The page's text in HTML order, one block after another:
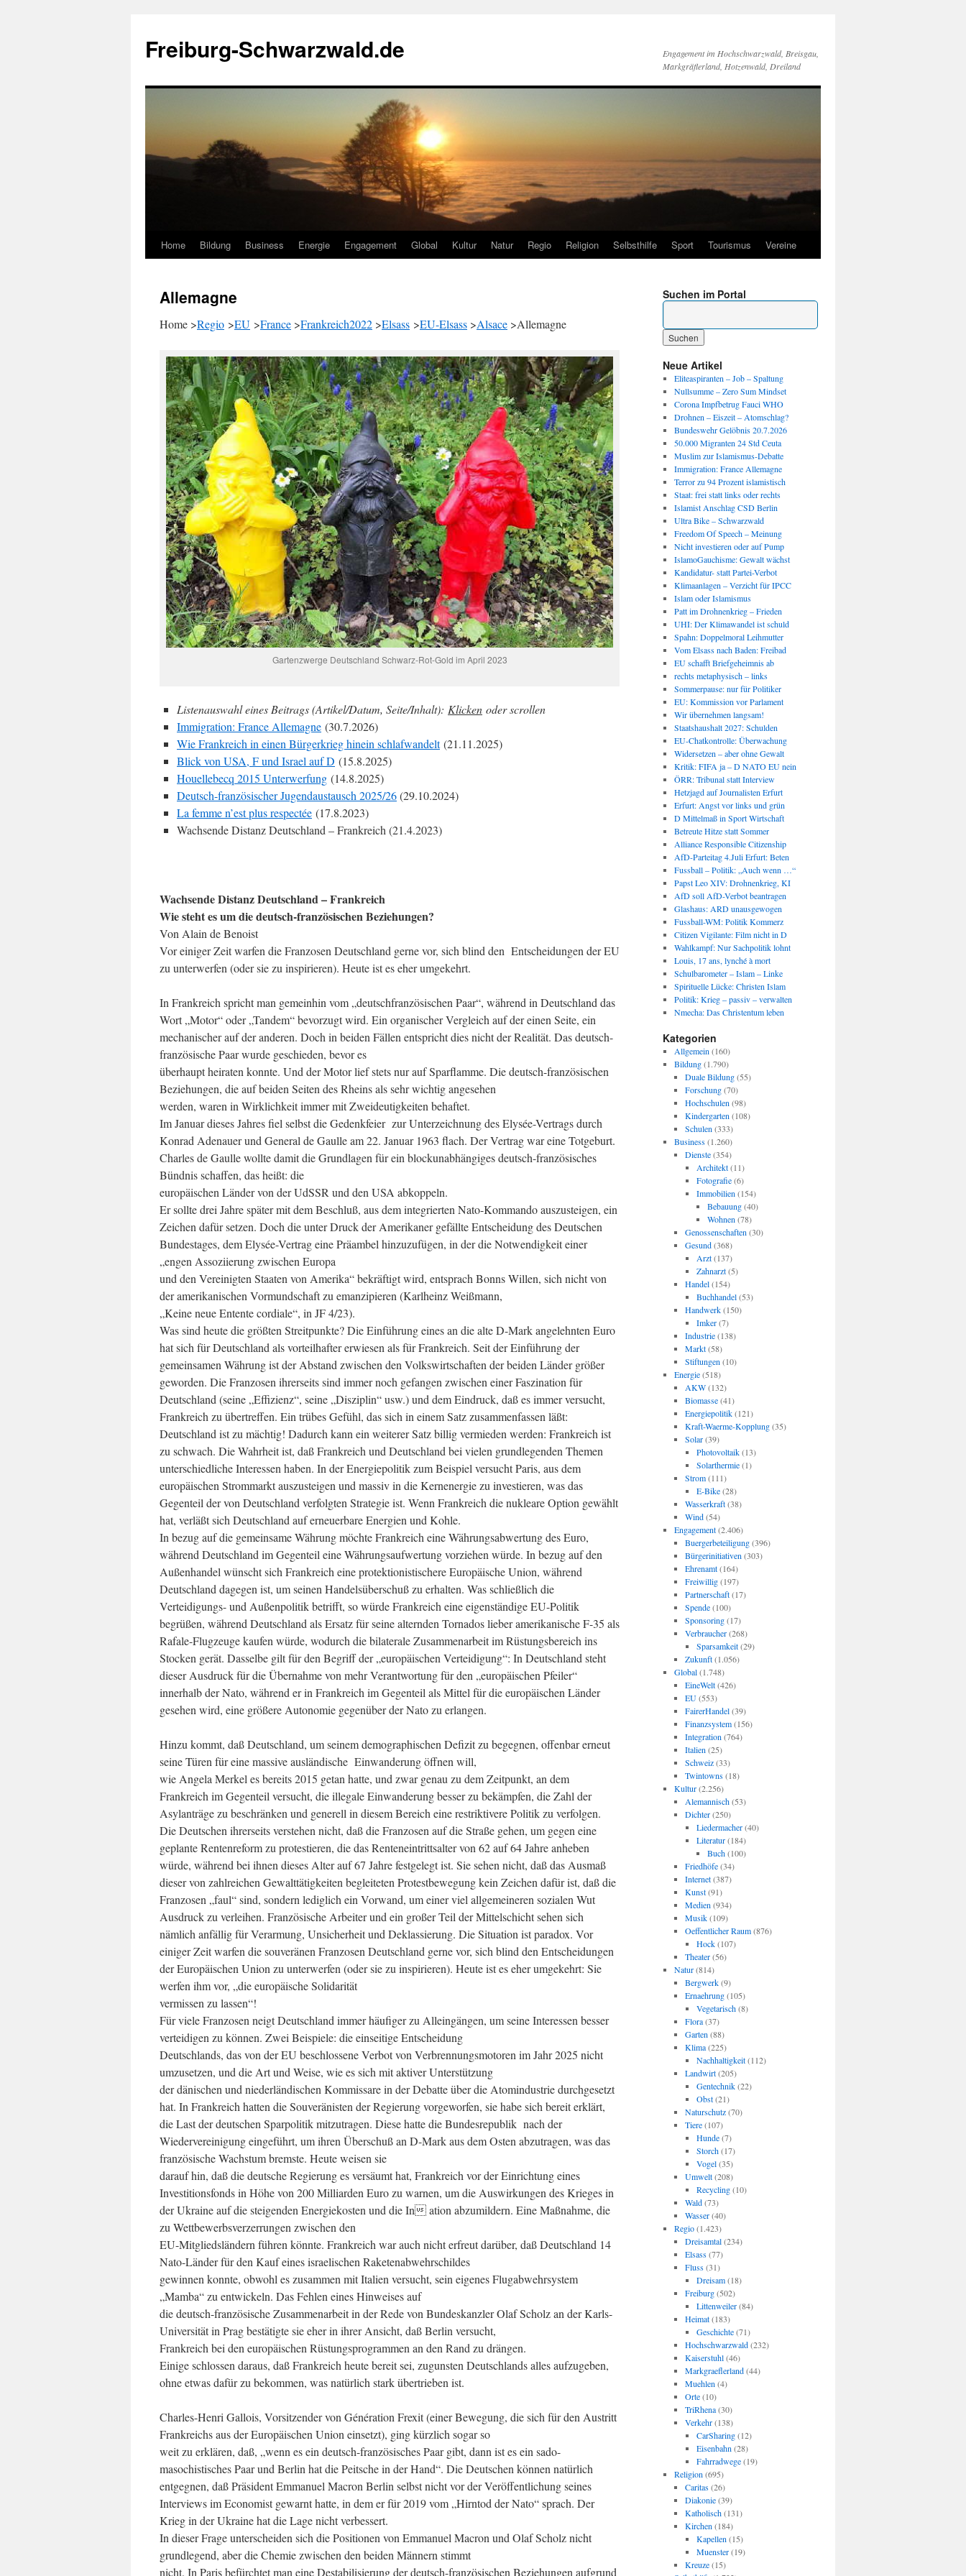
springen
Freiburg-Schwarzwald.de
Engagement im Hochschwarzwald, Breisgau,
Markgräflerland, Hotzenwald, Dreiland
Home Bildung Business Energie Engagement Global Kultur Natur Regio Religion Selbsthilfe Sport Tourismus Vereine
Allemagne
Home >Regio >EU >France >Frankreich2022 >Elsass >EU-Elsass >Alsace >Allemagne
Gartenzwerge Deutschland Schwarz-Rot-Gold im April 2023
Listenauswahl eines Beitrags (Artikel/Datum, Seite/Inhalt): Klicken oder scrollen
Immigration: France Allemagne (30.7.2026)
Wie Frankreich in einen Bürgerkrieg hinein schlafwandelt(21.11.2025)
Blick von USA, F und Israel auf D (15.8.2025)
Houellebecq 2015 Unterwerfung (14.8.2025)
Deutsch-französischer Jugendaustausch 2025/26(29.10.2024)
La femme n’est plus respectée (17.8.2023)
Wachsende Distanz Deutschland – Frankreich (21.4.2023)
Wachsende Distanz Deutschland – Frankreich
Wie steht es um die deutsch-französischen Beziehungen?
Von Alain de Benoist
Vor einiger Zeit warfen die Franzosen Deutschland gerne vor, sich blind den Entscheidungen der EU
zu unterwerfen (oder sie zu inspirieren). Heute ist es eher umgekehrt.
In Frankreich spricht man gemeinhin vom „deutschfranzösischen Paar“, während in Deutschland das
Wort „Motor“ oder „Tandem“ bevorzugt wird. Ein organischer Vergleich auf der einen Seite, ein
mechanischer auf der anderen. Doch in beiden Fällen entspricht dies nicht der Realität. Das deutsch-
französische Paar wurde geschieden, bevor es
überhaupt heiraten konnte. Und der Motor lief stets nur auf Sparflamme. Die deutsch-französischen
Beziehungen, die auf beiden Seiten des Rheins als sehr wichtig angesehen
werden, waren in Wirklichkeit immer mit Zweideutigkeiten behaftet.
Im Januar dieses Jahres fiel selbst die Gedenkfeier zur Unterzeichnung des Elysée-Vertrags durch
Konrad Adenauer und General de Gaulle am 22. Januar 1963 flach. Der Vertrag war eine Totgeburt.
Charles de Gaulle wollte damit die Grundlagen für ein blockunabhängiges deutsch-französisches
Bündnis schaffen, das heißt: die
europäischen Länder von der UdSSR und den USA abkoppeln.
Er sollte drei Jahre später mit dem Beschluß, aus dem integrierten Nato-Kommando auszusteigen, ein
Zeichen dafür setzen. Doch die unter Druck der Amerikaner gefällte Entscheidung des Deutschen
Bundestages, dem Elysée-Vertrag eine Präambel hinzuzufügen, in der die Notwendigkeit einer
„engen Assoziierung zwischen Europa
und den Vereinigten Staaten von Amerika“ bekräftigt wird, entsprach Bonns Willen, sich nicht von
der amerikanischen Vormundschaft zu emanzipieren (Karlheinz Weißmann,
„Keine neue Entente cordiale“, in JF 4/23).
Was sind heute die größten Streitpunkte? Die Einführung eines an die alte D-Mark angelehnten Euro
hat sich für Deutschland als vorteilhafter erwiesen als für Frankreich. Seit der Einführung der
gemeinsamen Währung ist der Abstand zwischen den Volkswirtschaften der beiden Länder größer
geworden. Die Franzosen ihrerseits sind immer noch gefangen zwischen einer Faszination für
Deutschland (seine „Effizienz“, seine „Disziplin“ usw.) und dem Eindruck, daß es immer versucht,
Frankreich zu übertreffen. Ein trübes Gefühl, das sich in einem Satz zusammenfassen läßt:
Deutschland ist zu mächtig! Dadurch kann ein weiterer Satz billig vermieden werden: Frankreich ist
zu schwach. Die Wahrheit ist, daß Frankreich und Deutschland bei vielen grundlegenden Themen
unterschiedliche Interessen haben. In der Energiepolitik zum Beispiel versucht Paris, aus dem
europäischen Strommarkt auszusteigen und massiv in die Kernenergie zu investieren, was das
Gegenteil der von Deutschland verfolgten Strategie ist. Wenn Frankreich die nukleare Option gewählt
hat, verläßt sich Deutschland auf erneuerbare Energien und Kohle.
In bezug auf die gemeinsame Währung möchte Frankreich eine Währungsabwertung des Euro,
während Deutschland im Gegenteil eine Währungsaufwertung vorziehen würde. In bezug auf den
Außenhandel wünscht sich Frankreich eine protektionistischere Europäische Union, während
Deutschland dagegen ist, um seinen Handelsüberschuß zu erhalten. Was schließlich die
Verteidigungs- und Außenpolitik betrifft, so würde Frankreich eine eigenständige EU-Politik
begrüßen, während Deutschland als Ersatz für seine alternden Tornados lieber amerikanische F-35 als
Rafale-Flugzeuge kaufen würde, wodurch die bilaterale Zusammenarbeit im Rüstungsbereich ins
Stocken gerät. Dasselbe gilt für den Begriff der „europäischen Verteidigung“: In Deutschland steht
dieser Ausdruck für die Übernahme von mehr Verantwortung für den „europäischen Pfeiler“
innerhalb der Nato, während er in Frankreich im Gegenteil als Mittel für die europäischen Länder
gesehen wird, eine größere Autonomie gegenüber der Nato zu erlangen.
Hinzu kommt, daß Deutschland, um seinem demographischen Defizit zu begegnen, offenbar erneut
seine Türen für eine massive ausländische Einwanderung öffnen will,
wie Angela Merkel es bereits 2015 getan hatte, und zwar genau zu dem Zeitpunkt, an dem
Frankreich im Gegenteil versucht, die illegale Einwanderung besser zu bekämpfen, die Zahl der
Asylanträge zu beschränken und generell in diesem Bereich eine restriktivere Politik zu verfolgen.
Die Deutschen ihrerseits verstehen nicht, daß die Franzosen auf die Straße gehen, um gegen eine
geplante Rentenreform zu protestieren, die das Renteneintrittsalter von 62 auf 64 Jahre anheben
würde, während bei ihnen dieses Alter auf 67 Jahre festgelegt ist. Sie sehen nicht, daß das Ausmaß
dieser von zahlreichen Gewalttätigkeiten begleiteten Protestbewegung kein Zeichen dafür ist, daß die
Franzosen „faul“ sind, sondern lediglich ein Vorwand, um einer viel allgemeineren sozialen Wut
Ausdruck zu verleihen. Französische Arbeiter und ein großer Teil der Mittelschicht sehen sich
nämlich anfällig für Verarmung, Unsicherheit und Deklassierung. Die Situation ist paradox. Vor
einiger Zeit warfen die souveränen Franzosen Deutschland gerne vor, sich blind den Entscheidungen
der Europäischen Union zu unterwerfen (oder sie zu inspirieren). Heute ist es eher umgekehrt: Sie
werfen ihm vor, „die europäische Solidarität
vermissen zu lassen“!
Für viele Franzosen neigt Deutschland immer häufiger zu Alleingängen, um seine Interessen besser
verteidigen zu können. Zwei Beispiele: die einseitige Entscheidung
Deutschlands, das von der EU beschlossene Verbot von Verbrennungsmotoren im Jahr 2025 nicht
umzusetzen, und die Art und Weise, wie es sich mit aktiver Unterstützung
der dänischen und niederländischen Kommissare in der Debatte über die Atomindustrie durchgesetzt
hat. In Frankreich hatten die Souveränisten der Regierung vorgeworfen, sie habe sich bereit erklärt,
die Last der deutschen Sparpolitik mitzutragen. Diese hatte die Bundesrepublik nach der
Wiedervereinigung eingeführt, um ihren Überschuß an D-Mark aus dem Osten abzutragen, was das
französische Wachstum bremste. Heute weisen sie
darauf hin, daß die deutsche Regierung es versäumt hat, Frankreich vor der Einrichtung eines
Investitionsfonds in Höhe von 200 Milliarden Euro zu warnen, um die Auswirkungen des Krieges in
der Ukraine auf die steigenden Energiekosten und die In ation abzumildern. Eine Maßnahme, die
zu Wettbewerbsverzerrungen zwischen den
EU-Mitgliedsländern führen könnte. Frankreich war auch nicht erfreut darüber, daß Deutschland 14
Nato-Länder für den Kauf eines israelischen Raketenabwehrschildes
gewinnen konnte, obwohl es zusammen mit Italien versucht, sein eigenes Flugabwehrsystem
„Mamba“ zu entwickeln. Das Fehlen eines Hinweises auf
die deutsch-französische Zusammenarbeit in der Rede von Bundeskanzler Olaf Scholz an der Karls-
Universität in Prag bestätigte sie eher in ihrer Ansicht, daß Berlin versucht,
Frankreich bei den europäischen Rüstungsprogrammen an den Rand zu drängen.
Einige schlossen daraus, daß Frankreich heute bereit sei, zugunsten Deutschlands alles aufzugeben,
ohne etwas dafür zu bekommen, was natürlich stark übertrieben ist.
Charles-Henri Gallois, Vorsitzender von Génération Frexit (einer Bewegung, die sich für den Austritt
Frankreichs aus der Europäischen Union einsetzt), ging kürzlich sogar so
weit zu erklären, daß, „wenn es ein deutsch-französisches Paar gibt, dann ist es ein sado-
masochistisches Paar und Berlin hat die Peitsche in der Hand“. Die Deutschen können natürlich
entgegnen, daß Präsident Emmanuel Macron Berlin selbst nicht vor der Veröffentlichung seines
Interviews im Economist gewarnt hatte, in dem er für 2019 vom „Hirntod der Nato“ sprach. Der
Krieg in der Ukraine hat die Lage nicht verbessert.
In dieser Frage unterscheiden sich die Positionen von Emmanuel Macron und Olaf Scholz nicht
grundlegend, aber die Chemie zwischen den beiden Männern stimmt
nicht. In Paris befürchtet man eine Destabilisierung der deutsch-französischen Beziehungen aufgrund
Suchen im Portal
Neue Artikel
Eliteaspiranten – Job – Spaltung
Nullsumme – Zero Sum Mindset
Corona Impfbetrug Fauci WHO
Drohnen – Eiszeit – Atomschlag?
Bundeswehr Gelöbnis 20.7.2026
50.000 Migranten 24 Std Ceuta
Muslim zur Islamismus-Debatte
Immigration: France Allemagne
Terror zu 94 Prozent islamistisch
Staat: frei statt links oder rechts
Islamist Anschlag CSD Berlin
Ultra Bike – Schwarzwald
Freedom Of Speech – Meinung
Nicht investieren oder auf Pump
IslamoGauchisme: Gewalt wächst
Kandidatur- statt Partei-Verbot
Klimaanlagen – Verzicht für IPCC
Islam oder Islamismus
Patt im Drohnenkrieg – Frieden
UHI: Der Klimawandel ist schuld
Spahn: Doppelmoral Leihmutter
Vom Elsass nach Baden: Freibad
EU schafft Briefgeheimnis ab
rechts metaphysisch – links
Sommerpause: nur für Politiker
EU: Kommission vor Parlament
Wir übernehmen langsam!
Staatshaushalt 2027: Schulden
EU-Chatkontrolle: Überwachung
Widersetzen – aber ohne Gewalt
Kritik: FIFA ja – D NATO EU nein
ÖRR: Tribunal statt Interview
Hetzjagd auf Journalisten Erfurt
Erfurt: Angst vor links und grün
D Mittelmaß in Sport Wirtschaft
Betreute Hitze statt Sommer
Alliance Responsible Citizenship
AfD-Parteitag 4.Juli Erfurt: Beten
Fussball – Politik: „Auch wenn …“
Papst Leo XIV: Drohnenkrieg, KI
AfD soll AfD-Verbot beantragen
Glashaus: ARD unausgewogen
Fussball-WM: Politik Kommerz
Citizen Vigilante: Film nicht in D
Wahlkampf: Nur Sachpolitik lohnt
Louis, 17 ans, lynché à mort
Schulbarometer – Islam – Linke
Spirituelle Lücke: Christen Islam
Politik: Krieg – passiv – verwalten
Nmecha: Das Christentum leben
Kategorien
Allgemein (160)
Bildung(1.790)
Duale Bildung(55)
Forschung(70)
Hochschulen (98)
Kindergarten (108)
Schulen (333)
Business(1.260)
Dienste(354)
Architekt(11)
Fotografie(6)
Immobilien (154)
Bebauung(40)
Wohnen (78)
Genossenschaften (30)
Gesund(368)
Arzt(137)
Zahnarzt(5)
Handel(154)
Buchhandel(53)
Handwerk(150)
Imker(7)
Industrie(138)
Markt(58)
Stiftungen (10)
Energie(518)
AKW(132)
Biomasse(41)
Energiepolitik(121)
Kraft-Waerme-Kopplung(35)
Solar(39)
Photovoltaik(13)
Solarthermie(1)
Strom(111)
E-Bike(28)
Wasserkraft(38)
Wind(54)
Engagement(2.406)
Buergerbeteiligung(396)
Bürgerinitiativen (303)
Ehrenamt(164)
Freiwillig(197)
Partnerschaft(17)
Spende(100)
Sponsoring(17)
Verbraucher(268)
Sparsamkeit(29)
Zukunft(1.056)
Global(1.748)
EineWelt(426)
EU(553)
FairerHandel(39)
Finanzsystem(156)
Integration (764)
Italien (25)
Schweiz(33)
Twintowns(18)
Kultur(2.256)
Alemannisch(53)
Dichter(250)
Liedermacher(40)
Literatur(184)
Buch(100)
Friedhöfe(34)
Internet(387)
Kunst(91)
Medien (934)
Musik(109)
Oeffentlicher Raum(876)
Hock(107)
Theater(56)
Natur(814)
Bergwerk(9)
Ernaehrung(105)
Vegetarisch(8)
Flora(37)
Garten (88)
Klima(225)
Nachhaltigkeit(112)
Landwirt(205)
Gentechnik(22)
Obst(21)
Naturschutz(70)
Tiere(107)
Hunde(7)
Storch(17)
Vogel(35)
Umwelt(208)
Recycling(10)
Wald(73)
Wasser(40)
Regio(1.423)
Dreisamtal(234)
Elsass(77)
Fluss(31)
Dreisam(18)
Freiburg(502)
Littenweiler(84)
Heimat(183)
Geschichte(71)
Hochschwarzwald(232)
Kaiserstuhl(46)
Markgraeflerland(44)
Muehlen (4)
Orte(10)
TriRhena(30)
Verkehr(138)
CarSharing(12)
Eisenbahn (28)
Fahrradwege(19)
Religion (695)
Caritas(26)
Diakonie(39)
Katholisch(131)
Kirchen (184)
Kapellen (15)
Muenster(19)
Kreuze(15)